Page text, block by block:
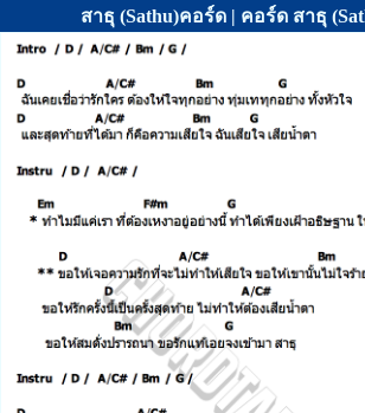
สาธุ (Sathu)คอร์ด | คอร์ด สาธุ